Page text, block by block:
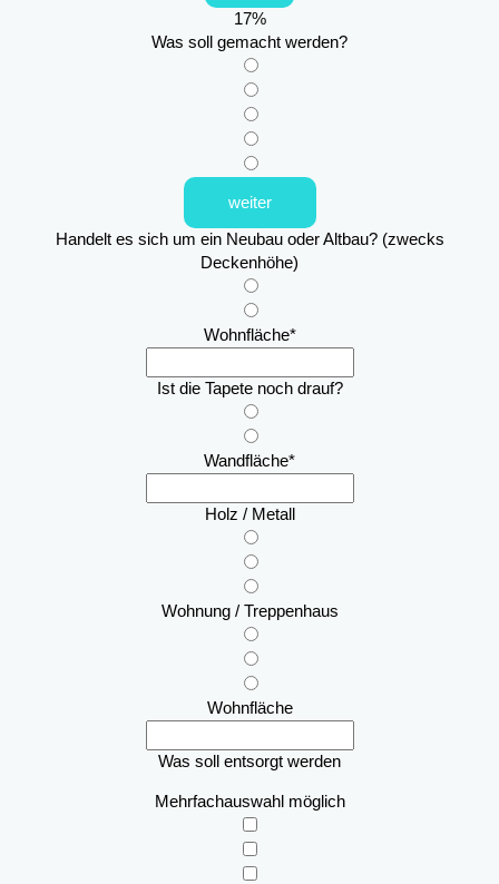
17%
Was soll gemacht werden?
weiter
Handelt es sich um ein Neubau oder Altbau? (zwecks
Deckenhöhe)
Wohnfläche*
Ist die Tapete noch drauf?
Wandfläche*
Holz / Metall
Wohnung / Treppenhaus
Wohnfläche
Was soll entsorgt werden
Mehrfachauswahl möglich